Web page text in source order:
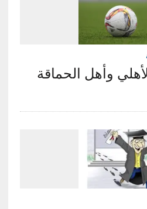
وأهل الحماقة